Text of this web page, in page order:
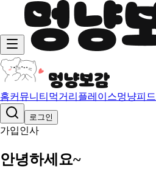
홈커뮤니티 먹거리 플레이스멍냥피드
로그인
가입인사
안녕하세요~